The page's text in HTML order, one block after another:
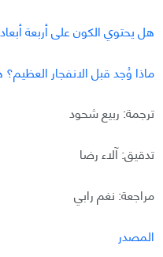
هل يحتوي الكون على أربعة
ماذا وُجد قبل الانفجار
ترجمة: ربيع شحود
تدقيق: آلاء رضا
مراجعة: نغم رابي
المصدر